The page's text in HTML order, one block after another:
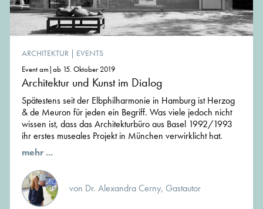
ARCHITEKTUR | EVENTS
Event am|ab 15. Oktober 2019
Architektur und Kunst im Dialog
Spätestens seit der Elbphilharmonie in Hamburg ist Herzog
& de Meuron für jeden ein Begriff. Was viele jedoch nicht
wissen ist, dass das Architektur­büro aus Basel 1992/1993
ihr erstes museales Pro­jekt in München verwirklicht hat.
mehr ...
von Dr. Alexandra Cerny, Gastautor